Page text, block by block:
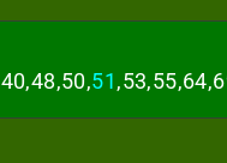
40,48,50,51